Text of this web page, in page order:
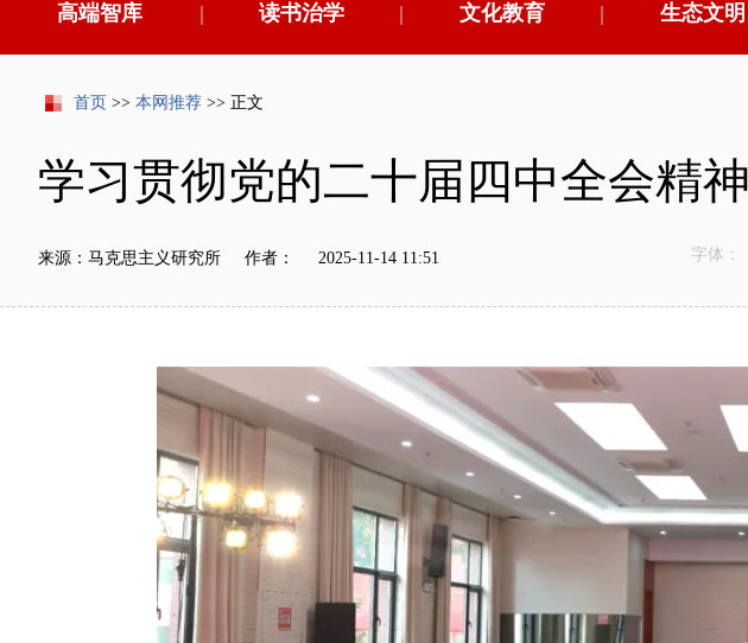
高端智库 读书治学
| 文化教育
| 生态文明
|
首页 >> 本网推荐 >> 正文
学习贯彻党的二十届四中全会精
来源：马克思主义研究所 作者： 2025-11-14 11:51 字体：